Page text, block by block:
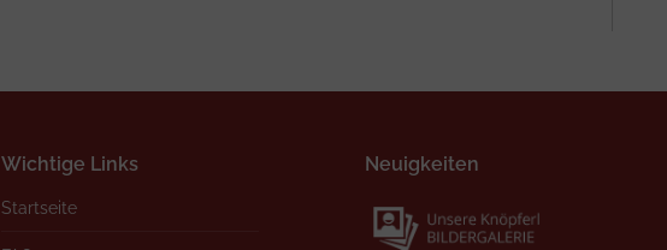
Wichtige Links
Startseite
Neuigkeiten